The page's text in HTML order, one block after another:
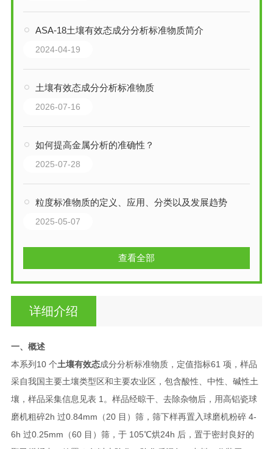
ASA-18土壤有效态成分分析标准物质简介
2024-04-19
土壤有效态成分分析标准物质
2026-07-16
如何提高金属分析的准确性？
2025-07-28
粒度标准物质的定义、应用、分类以及发展趋势
2025-05-07
查看全部
详细介绍
一、概述
本系列 10 个土壤有效态成分分析标准物质，定值指标61 项，样品
采自我国主要土壤类型区和主要农业区，包含酸性、中性、碱性土
壤，样品采集信息见表 1 。样品经晾干、去除杂物后，用高铝瓷球
磨机粗碎2h 过0.84mm （ 20 目）筛，筛下样再置入球磨机粉碎 4-
6h 过0.25mm （60 目）筛，于 105℃烘24h 后，置于密封良好的